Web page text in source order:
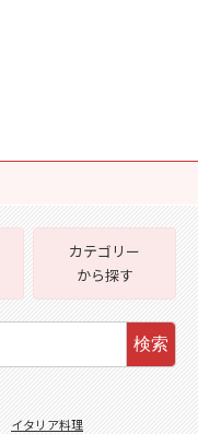
カテゴリー
から探す
検索
イタリア料理